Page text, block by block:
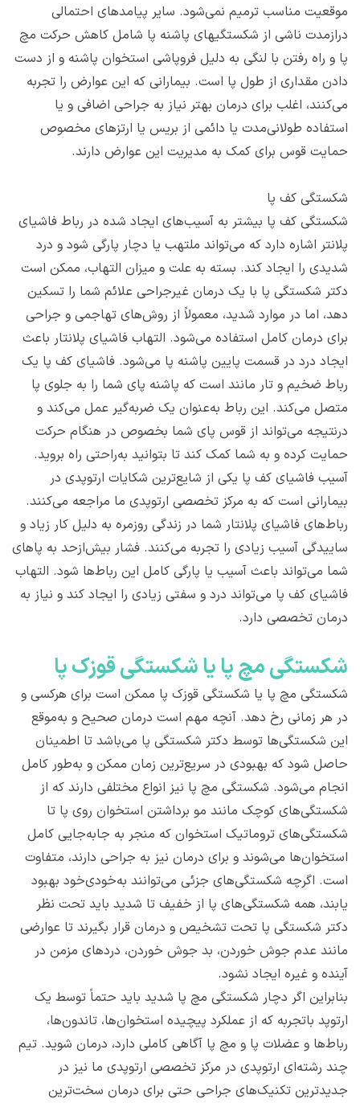
موقعیت مناسب ترمیم نمی‌شود. سایر پیامدهای احتمالی
درازمدت ناشی از شکستگی‎های‌ پاشنه پا شامل کاهش حرکت مچ
پا و راه رفتن با لنگی به دلیل فروپاشی استخوان پاشنه و از دست
دادن مقداری از طول پا است. بیمارانی که این عوارض را تجربه
می‌کنند، اغلب برای درمان بهتر نیاز به جراحی اضافی و یا
استفاده طولانی‌مدت یا دائمی از بریس یا ارتزهای مخصوص
حمایت قوس برای کمک به مدیریت این عوارض دارند.
شکستگی کف پا
شکستگی کف پا بیشتر به آسیب‌های ایجاد شده در رباط فاشیای
پلانتر اشاره دارد که می‌تواند ملتهب یا دچار پارگی شود و درد
شدیدی را ایجاد کند. بسته به علت و میزان التهاب، ممکن است
دکتر شکستگی پا با یک درمان غیرجراحی علائم شما را تسکین
دهد، اما در موارد شدید، معمولاً از روش‌های تهاجمی و جراحی
برای درمان کامل استفاده می‌شود. التهاب فاشیای پلانتار باعث
ایجاد درد در قسمت پایین پاشنه پا می‌شود. فاشیای کف پا یک
رباط ضخیم و تار مانند است که پاشنه پای شما را به جلوی پا
متصل می‌کند. این رباط به‌عنوان یک ضربه‌گیر عمل می‌کند و
درنتیجه می‌تواند از قوس پای شما بخصوص در هنگام حرکت
حمایت کرده و به شما کمک کند تا بتوانید به‌راحتی راه بروید.
آسیب فاشیای کف پا یکی از شایع‌ترین شکایات ارتوپدی در
بیمارانی است که به مرکز تخصصی ارتوپدی ما مراجعه می‌کنند.
رباط‌های فاشیای پلانتار شما در زندگی روزمره به دلیل کار زیاد و
ساییدگی آسیب زیادی را تجربه می‌کنند. فشار بیش‌ازحد به پاهای
شما می‌تواند باعث آسیب یا پارگی کامل این رباط‌ها شود. التهاب
فاشیای کف پا می‌تواند درد و سفتی زیادی را ایجاد کند و نیاز به
درمان تخصصی دارد.
شکستگی مچ پا یا شکستگی قوزک پا
شکستگی مچ پا یا شکستگی قوزک پا ممکن است برای هرکسی و
در هر زمانی رخ دهد. آنچه مهم است درمان صحیح و به‌موقع
این شکستگی‌ها توسط دکتر شکستگی پا می‌باشد تا اطمینان
حاصل شود که بهبودی در سریع‌ترین زمان ممکن و به‌طور کامل
انجام می‌شود. شکستگی‌ مچ پا نیز انواع مختلفی دارند که از
شکستگی‌های کوچک مانند مو برداشتن استخوان روی پا تا
شکستگی‌های تروماتیک استخوان که منجر به جابه‌جایی کامل
استخوان‌ها می‌شوند و برای درمان نیز به جراحی دارند، متفاوت
است. اگرچه شکستگی‌های جزئی می‌توانند به‌خودی‌خود بهبود
یابند، همه شکستگی‌های پا از خفیف تا شدید باید تحت نظر
دکتر شکستگی پا تحت تشخیص و درمان قرار بگیرند تا عوارضی
مانند عدم جوش خوردن، بد جوش خوردن، دردهای مزمن در
آینده و غیره ایجاد نشود.
بنابراین اگر دچار شکستگی مچ پا شدید باید حتماً توسط یک
ارتوپد باتجربه که از عملکرد پیچیده استخوان‌ها، تاندون‌ها،
رباط‌ها و عضلات پا و مچ پا آگاهی کاملی دارد، درمان شوید. تیم
چند رشته‌ای ارتوپدی در مرکز تخصصی ارتوپدی ما نیز در
جدیدترین تکنیک‌های جراحی حتی برای درمان سخت‌ترین